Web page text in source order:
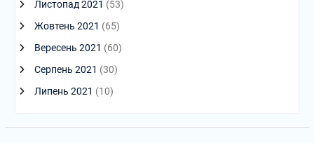
Листопад 2021 (53)
Жовтень 2021 (65)
Вересень 2021 (60)
Серпень 2021 (30)
Липень 2021 (10)